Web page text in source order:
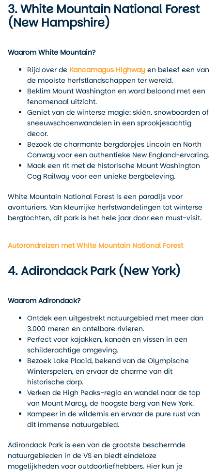
3. White Mountain National Forest
(New Hampshire)
Waarom White Mountain?
Rijd over de Kancamagus Highway en beleef een van
de mooiste herfstlandschappen ter wereld.
Beklim Mount Washington en word beloond met een
fenomenaal uitzicht.
Geniet van de winterse magie: skiën, snowboarden of
sneeuwschoenwandelen in een sprookjesachtig
decor.
Bezoek de charmante bergdorpjes Lincoln en North
Conway voor een authentieke New England-ervaring.
Maak een rit met de historische Mount Washington
Cog Railway voor een unieke bergbeleving.
White Mountain National Forest is een paradijs voor
avonturiers. Van kleurrijke herfstwandelingen tot winterse
bergtochten, dit park is het hele jaar door een must-visit.
Autorondreizen met White Mountain National Forest
4. Adirondack Park (New York)
Waarom Adirondack?
Ontdek een uitgestrekt natuurgebied met meer dan
3.000 meren en ontelbare rivieren.
Perfect voor kajakken, kanoën en vissen in een
schilderachtige omgeving.
Bezoek Lake Placid, bekend van de Olympische
Winterspelen, en ervaar de charme van dit
historische dorp.
Verken de High Peaks-regio en wandel naar de top
van Mount Marcy, de hoogste berg van New York.
Kampeer in de wildernis en ervaar de pure rust van
dit immense natuurgebied.
Adirondack Park is een van de grootste beschermde
natuurgebieden in de VS en biedt eindeloze
mogelijkheden voor outdoorliefhebbers. Hier kun je